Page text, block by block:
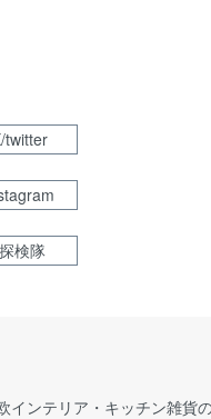
twitter
検隊
インテリア・キッチン雑貨